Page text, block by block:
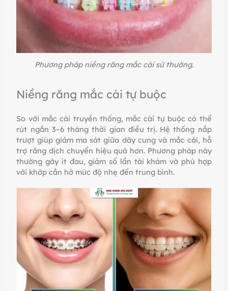
Phương pháp niềng răng mắc cài sứ thường.
Niềng răng mắc cài tự buộc
So với mắc cài truyền thống, mắc cài tự buộc có thể
rút ngắn 3–6 tháng thời gian điều trị. Hệ thống nắp
trượt giúp giảm ma sát giữa dây cung và mắc cài, hỗ
trợ răng dịch chuyển hiệu quả hơn. Phương pháp này
thường gây ít đau, giảm số lần tái khám và phù hợp
với khớp cắn hở mức độ nhẹ đến trung bình.